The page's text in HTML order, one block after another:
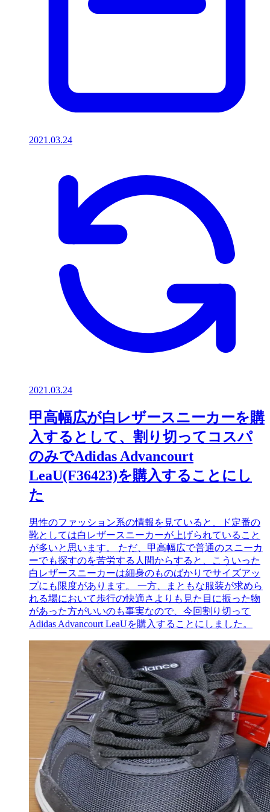
2021.03.24
2021.03.24
甲高幅広が白レザースニーカーを購
入するとして、割り切ってコスパ
のみでAdidas Advancourt
LeaU(F36423)を購入することにし
た
男性のファッション系の情報を見ていると、ド定番の
靴としては白レザースニーカーが上げられていること
が多いと思います。 ただ、甲高幅広で普通のスニーカ
ーでも探すのを苦労する人間からすると、こういった
白レザースニーカーは細身のものばかりでサイズアッ
プにも限度があります。 一方、まともな服装が求めら
れる場において歩行の快適さよりも見た目に振った物
があった方がいいのも事実なので、今回割り切って
Adidas Advancourt LeaUを購入することにしました。